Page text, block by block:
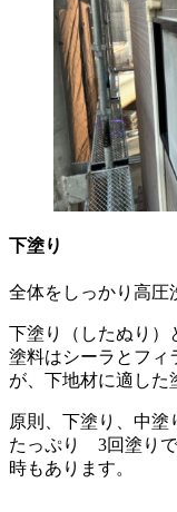
下塗り
全体をしっかり高圧
下塗り（したぬり）
塗料はシーラとフィ
が、下地材に適した
原則、下塗り、中塗
たっぷり 3回塗りで
時もあります。